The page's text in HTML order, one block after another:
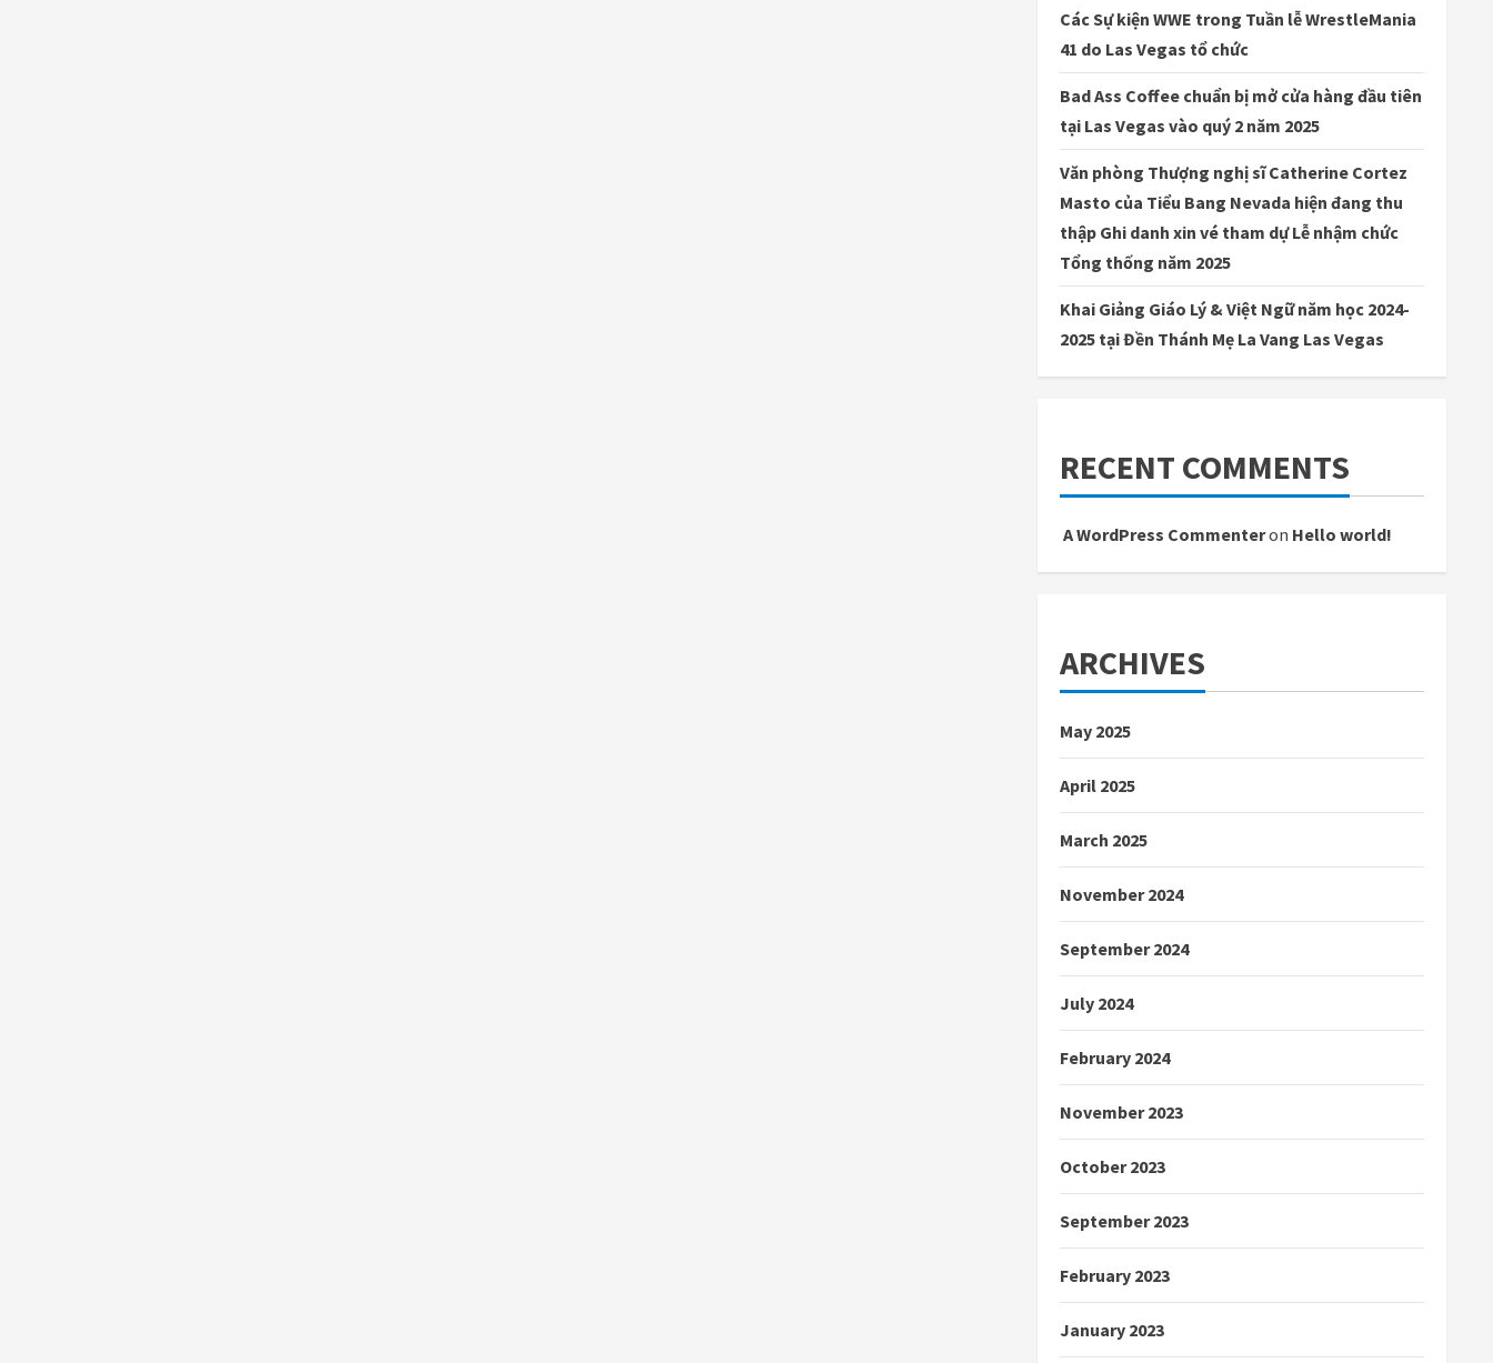
Các Sự kiện WWE trong Tuần lễ WrestleMania
41 do Las Vegas tổ chức
Bad Ass Coffee chuẩn bị mở cửa hàng đầu tiên
tại Las Vegas vào quý 2 năm 2025
Văn phòng Thượng nghị sĩ Catherine Cortez
Masto của Tiểu Bang Nevada hiện đang thu
thập Ghi danh xin vé tham dự Lễ nhậm chức
Tổng thống năm 2025
Khai Giảng Giáo Lý & Việt Ngữ năm học 2024-
2025 tại Đền Thánh Mẹ La Vang Las Vegas
RECENT COMMENTS
A WordPress Commenteron Hello world!
ARCHIVES
May 2025
April 2025
March 2025
November 2024
September 2024
July 2024
February 2024
November 2023
October 2023
September 2023
February 2023
January 2023